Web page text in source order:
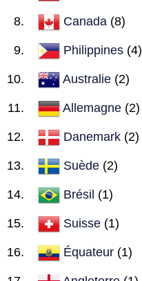
Canada (8)
Philippines (4)
Australie (2)
Allemagne (2)
Danemark (2)
Suède (2)
Brésil (1)
Suisse (1)
Équateur (1)